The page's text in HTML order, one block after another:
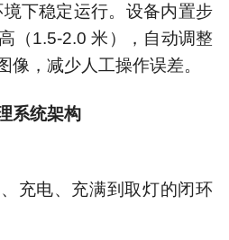
下稳定运行。设备内置步
（1.5-2.0 米），自动调整
像，减少人工操作误差。
系统架构
充电、充满到取灯的闭环